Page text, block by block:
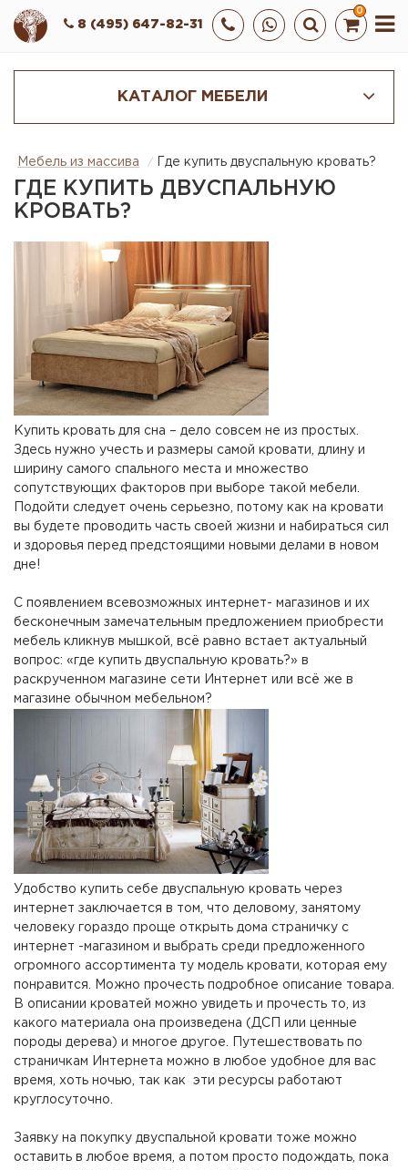
0
8 (495) 647-82-31
КАТАЛОГ МЕБЕЛИ
Мебель из массива Где купить двуспальную кровать?
ГДЕ КУПИТЬ ДВУСПАЛЬНУЮ
КРОВАТЬ?
Купить кровать для сна – дело совсем не из простых.
Здесь нужно учесть и размеры самой кровати, длину и
ширину самого спального места и множество
сопутствующих факторов при выборе такой мебели.
Подойти следует очень серьезно, потому как на кровати
вы будете проводить часть своей жизни и набираться сил
и здоровья перед предстоящими новыми делами в новом
дне!
С появлением всевозможных интернет- магазинов и их
бесконечным замечательным предложением приобрести
мебель кликнув мышкой, всё равно встает актуальный
вопрос: «где купить двуспальную кровать?» в
раскрученном магазине сети Интернет или всё же в
магазине обычном мебельном?
Удобство купить себе двуспальную кровать через
интернет заключается в том, что деловому, занятому
человеку гораздо проще открыть дома страничку с
интернет -магазином и выбрать среди предложенного
огромного ассортимента ту модель кровати, которая ему
понравится. Можно прочесть подробное описание товара.
В описании кроватей можно увидеть и прочесть то, из
какого материала она произведена (ДСП или ценные
породы дерева) и многое другое. Путешествовать по
страничкам Интернета можно в любое удобное для вас
время, хоть ночью, так как эти ресурсы работают
круглосуточно.
Заявку на покупку двуспальной кровати тоже можно
оставить в любое время, а потом просто подождать, пока